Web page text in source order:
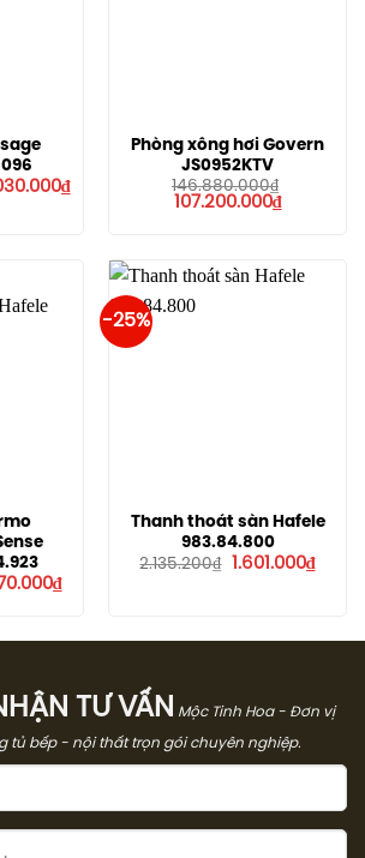
₫Giá
Phòng xông hơi Govern
JS0952KTV
146.880.000₫
Giá
107.200.000₫Giá
₫Giá
11.070.000₫.
-25%
Thanh thoát sàn Hafele
983.84.800
2.135.200₫
Giá
1.601.000₫Giá
TƯ VẤN
Mộc Tinh Hoa - Đơn vị
tủ bếp - nội thất trọn gói chuyên nghiệp.